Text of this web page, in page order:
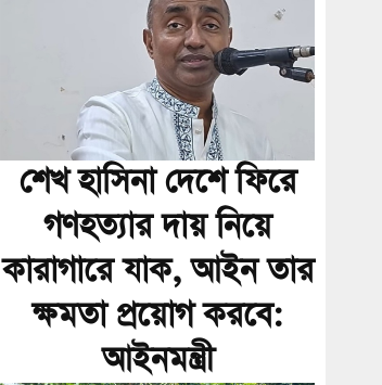
শেখ হাসিনা দেশে ফিরে
গণহত্যার দায় নিয়ে
কারাগারে যাক, আইন তার
ক্ষমতা প্রয়োগ করবে:
আইনমন্ত্রী